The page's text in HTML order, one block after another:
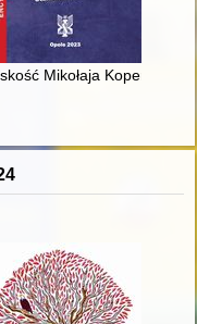
finansowy i
Mikołaja Kopernika z